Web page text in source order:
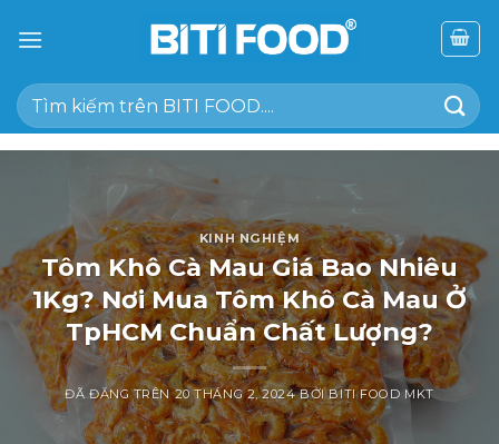
đến
dung
Tìm
kiếm:
KINH NGHIỆM
Tôm Khô Cà Mau Giá Bao Nhiêu
1Kg? Nơi Mua Tôm Khô Cà Mau Ở
TpHCM Chuẩn Chất Lượng?
ĐÃ ĐĂNG TRÊN20 THÁNG 2, 2024 BỞIBITI FOOD MKT